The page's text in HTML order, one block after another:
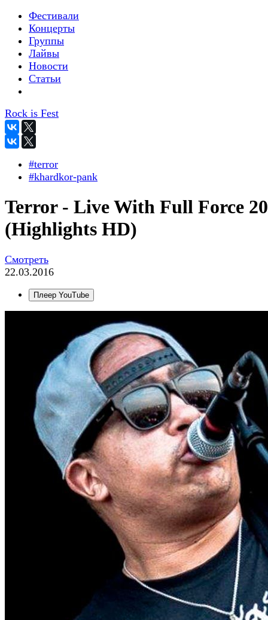
Фестивали
Концерты
Группы
Лайвы
Новости
Статьи
Rock is Fest
#terror
#khardkor-pank
Terror - Live With Full Force
(Highlights HD)
Смотреть
22.03.2016
Плеер YouTube